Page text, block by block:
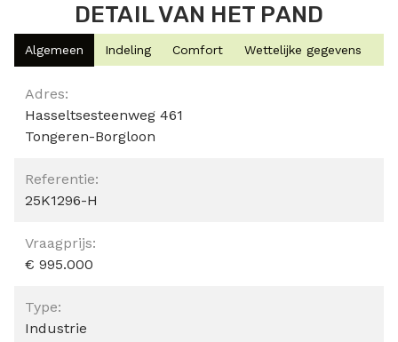
DETAIL VAN HET PAND
Algemeen Indeling Comfort Wettelijke gegevens
Algemeen
Adres:
Hasseltsesteenweg 461
Tongeren-Borgloon
Referentie:
25K1296-H
Vraagprijs:
€ 995.000
Type:
Industrie